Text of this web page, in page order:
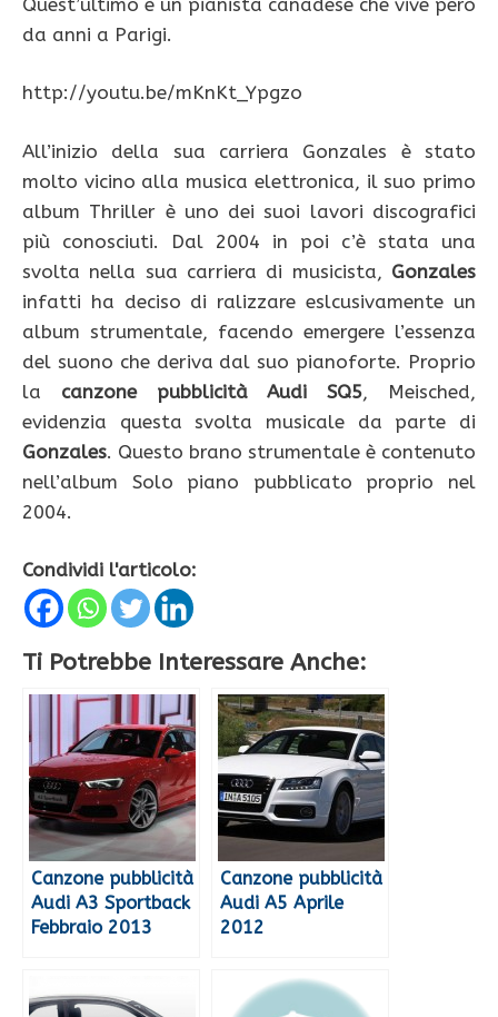
da anni a Parigi.
http://youtu.be/mKnKt_Ypgzo
All’inizio della sua carriera Gonzales è stato
molto vicino alla musica elettronica, il suo primo
album Thriller è uno dei suoi lavori discografici
più conosciuti. Dal 2004 in poi c’è stata una
svolta nella sua carriera di musicista, Gonzales
infatti ha deciso di ralizzare eslcusivamente un
album strumentale, facendo emergere l’essenza
del suono che deriva dal suo pianoforte. Proprio
la canzone pubblicità Audi SQ5, Meisched,
evidenzia questa svolta musicale da parte di
Gonzales. Questo brano strumentale è contenuto
nell’album Solo piano pubblicato proprio nel
2004.
Condividi l'articolo:
Ti Potrebbe Interessare Anche:
Canzone pubblicità
Audi A3 Sportback
Febbraio 2013
Canzone pubblicità
Audi A5 Aprile
2012